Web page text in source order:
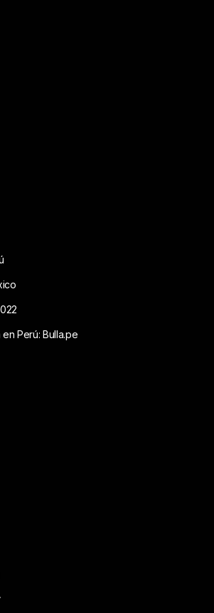
Perú: Bulla.pe